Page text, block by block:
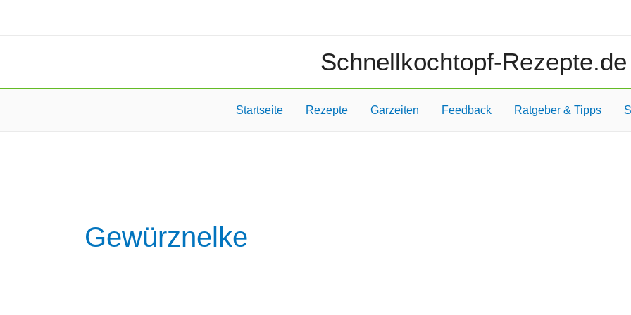
Schnellkochtopf-Rezepte.de
Startseite Rezepte Garzeiten Feedback Ratgeber & Tipps
Gewürznelke